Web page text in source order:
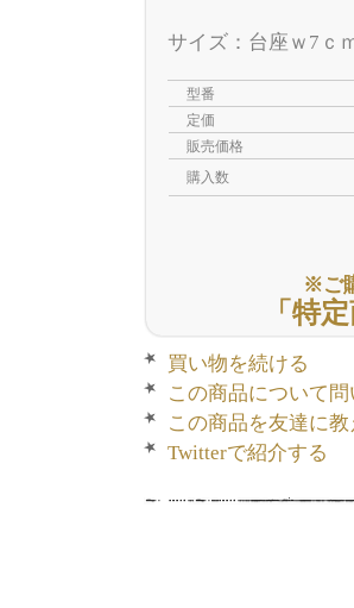
サイズ：台座ｗ7ｃ
型番
定価
販売価格
購入数
※ご
「特
買い物を続ける
この商品について
この商品を友達に教
Twitterで紹介する